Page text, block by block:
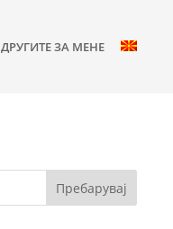
ДРУГИТЕ ЗА МЕНЕ